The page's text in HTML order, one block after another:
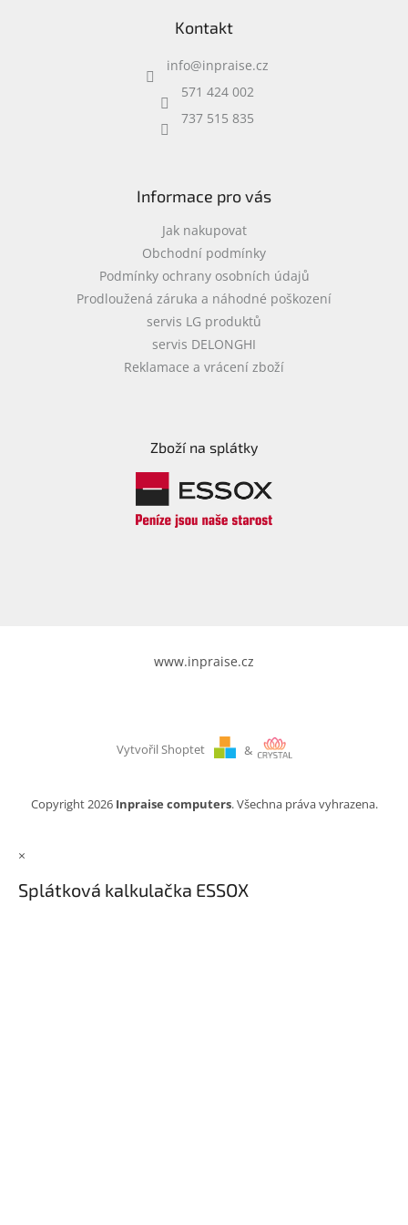
c
í
r
v
y
i
s
u
Kontakt
info@inpraise.cz
571 424 002
737 515 835
Informace pro vás
Jak nakupovat
Obchodní podmínky
Podmínky ochrany osobních údajů
Prodloužená záruka a náhodné poškození
servis LG produktů
servis DELONGHI
Reklamace a vrácení zboží
Zboží na splátky
www.inpraise.cz
Vytvořil Shoptet &
Copyright 2026 Inpraise computers. Všechna práva vyhrazena.
×
Splátková kalkulačka ESSOX